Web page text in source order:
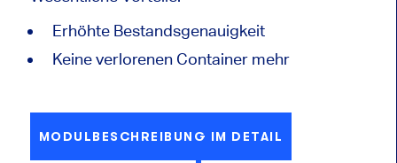
Erhöhte Bestandsgenauigkeit
Keine verlorenen Container mehr
MODULBESCHREIBUNG IM DETAIL